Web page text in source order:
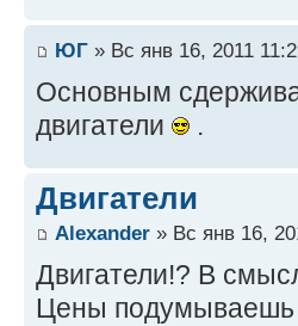
ЮГ » Вс янв 16, 2011
Основным
двигатели
.
Двигатели
Alexander » Вс янв 16,
Двигатели!? В
Цены подумываешь